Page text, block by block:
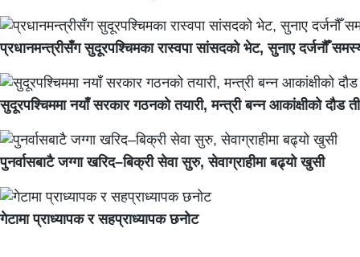
प्रधानमन्त्रीसँग सुदूरपश्चिमका रास्वपा सांसदको भेट, सुनाए दर्जनौँ
सुदूरपश्चिममा नयाँ सरकार गठनको तयारी, मन्त्री बन्न आकांक्षीको दौड
पुनर्वासबाटै जग्गा खरिद–बिक्री सेवा सुरु, सेवाग्राहीमा बढ्यो खुसी
गेटामा प्राध्यापक र सहप्राध्यापक छनोट